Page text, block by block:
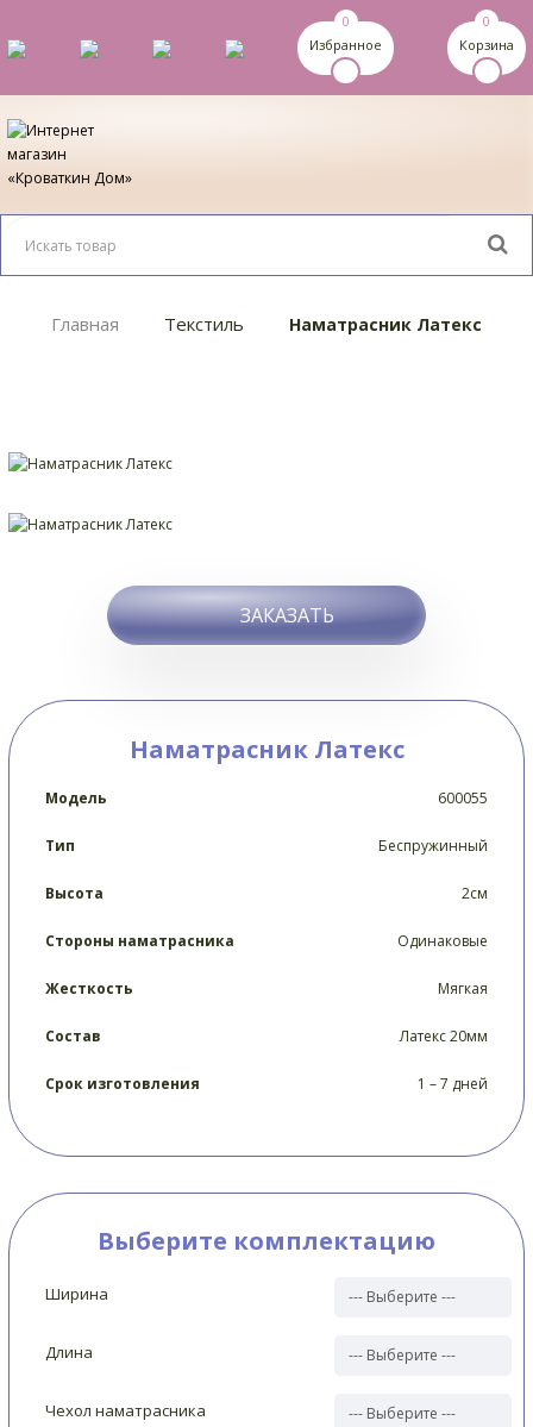
0
Избранное
0
Корзина
Главная Текстиль Наматрасник Латекс
ЗАКАЗАТЬ
Наматрасник Латекс
Модель 600055
Тип Беспружинный
Высота 2см
Стороны наматрасника Одинаковые
Жесткость Мягкая
Состав Латекс 20мм
Срок изготовления 1 – 7 дней
Выберите комплектацию
Ширина
Длина
Чехол наматрасника